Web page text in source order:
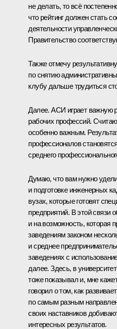
не делать, то всё
что рейтинг должен стать
деятельности
Правительство
Также отмечу
по снятию
клубу дальше трудиться
Далее. АСИ играет важную
рабочих профессий.
особенно важным.
профессионалов
среднего
Думаю, что вам нужно
и подготовке инженерных
вузах, которые готовят
предприятий. В этой связи
и на возможность,
заведениям законом
и среднее
заведениях с
далее. Здесь, в
тоже показывал и, мне
говорил о том, как
по самым разным
своих наставников
интересных результатов.